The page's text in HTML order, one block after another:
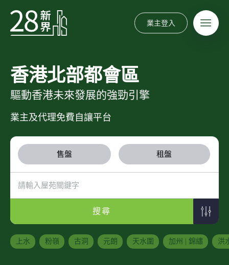
業主登入
香港北部都會區
驅動香港未來發展的強勁引擎
業主及代理免費自讓平台
售盤 租盤
搜尋
上水 粉嶺 古洞 元朗 天水圍 加州 | 錦繡 洪